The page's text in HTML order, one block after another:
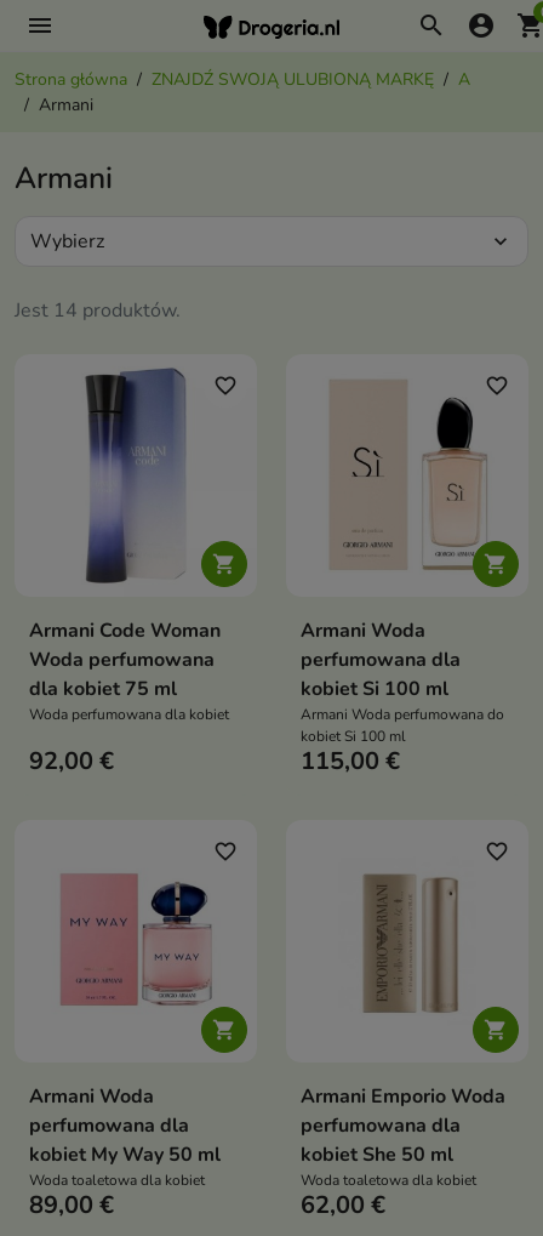
menu search account_circle
Strona główna ZNAJDŹ SWOJĄ ULUBIONĄ MARKĘ
A
Armani
Armani
Jest 14 produktów.
Wybierz expand_more

favorite_border
Armani Code Woman
Woda perfumowana
dla kobiet 75 ml
Woda perfumowana dla kobiet
92,00 €

favorite_border
Armani Woda
perfumowana dla
kobiet Si 100 ml
Armani Woda perfumowana do
kobiet Si 100 ml
115,00 €

favorite_border
Armani Woda
perfumowana dla
kobiet My Way 50 ml
Woda toaletowa dla kobiet
89,00 €

favorite_border
Armani Emporio Woda
perfumowana dla
kobiet She 50 ml
Woda toaletowa dla kobiet
62,00 €